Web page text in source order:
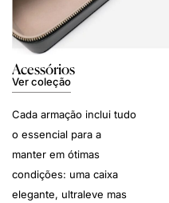
Acessórios
Ver coleção
Cada armação inclui tudo
o essencial para a
manter em ótimas
condições: uma caixa
elegante, ultraleve mas